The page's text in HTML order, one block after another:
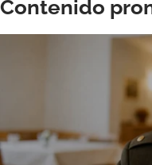
Gracias por